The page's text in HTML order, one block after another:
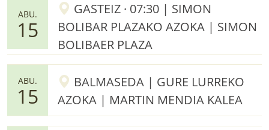
ABU.
15
GASTEIZ · 07:30 | SIMON
BOLIBAR PLAZAKO AZOKA | SIMON
BOLIBAER PLAZA
ABU.
15
BALMASEDA | GURE LURREKO
AZOKA | MARTIN MENDIA KALEA